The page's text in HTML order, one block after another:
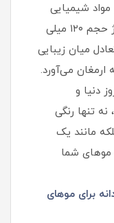
شیمیایی
قوی هستید؟ رنگ مو دوماسی گروه بژ حجم ۱۲۰ میلی
میان زیبایی
ارمغان می‌آورد.
دنیا و
تنها رنگی
مانند یک
موهای شما
برای موهای